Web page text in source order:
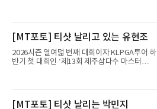
트(파72/6,767야드)에서 열리고 있다.9일 현재
최종라운드 경기가 펼쳐지고 있다.유현조가 1번
홀에서 경기하고 있다.
[MT포토] 티샷 날리고 있는 유현조
2026시즌 열여덟 번째 대회이자 KLPGA투어 하
반기 첫 대회인 ‘제13회 제주삼다수 마스터
트(파72/6,767야드)에서 열리고 있다.9일 현재
최종라운드 경기가 펼쳐지고 있다.유현조가 1번
홀에서 경기하고 있다.
[MT포토] 티샷 날리는 박민지